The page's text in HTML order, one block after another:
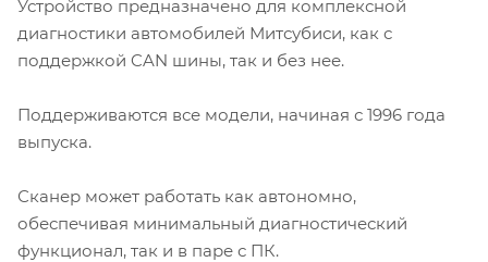
Устройство предназначено для комплексной
диагностики автомобилей Митсубиси, как с
поддержкой CAN шины, так и без нее.
Поддерживаются все модели, начиная с 1996 года
выпуска.
Сканер может работать как автономно,
обеспечивая минимальный диагностический
функционал, так и в паре с ПК.